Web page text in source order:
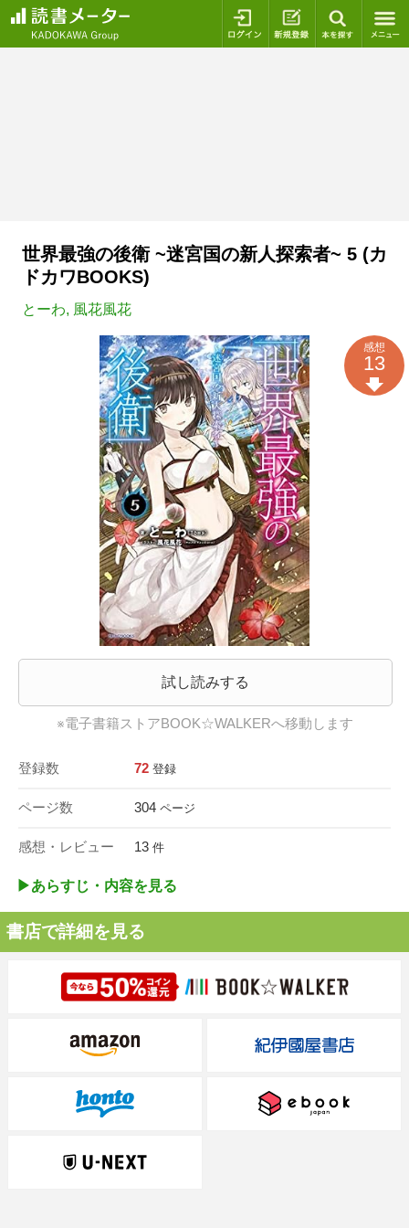
ログイン 新規登録
世界最強の後衛 ~迷宮国の新人探索者~ 5 (カ
ドカワBOOKS)
とーわ, 風花風花
試し読みする
※電子書籍ストアBOOK☆WALKERへ移動します
登録数 72 登録
ページ数 304 ページ
感想・レビュー 13 件
感想
13
▶︎あらすじ・内容を見る
書店で詳細を見る